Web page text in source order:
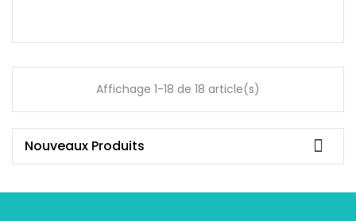
Affichage 1-18 de 18 article(s)
Nouveaux Produits 